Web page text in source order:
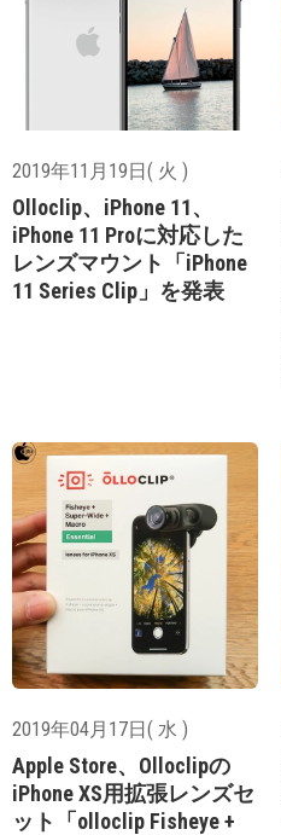
2019年11月19日( 火 )
Olloclip、iPhone 11、
iPhone 11 Proに対応した
レンズマウント「iPhone
11 Series Clip」を発表
2019年04月17日( 水 )
Apple Store、Olloclipの
iPhone XS用拡張レンズセ
ット「olloclip Fisheye +